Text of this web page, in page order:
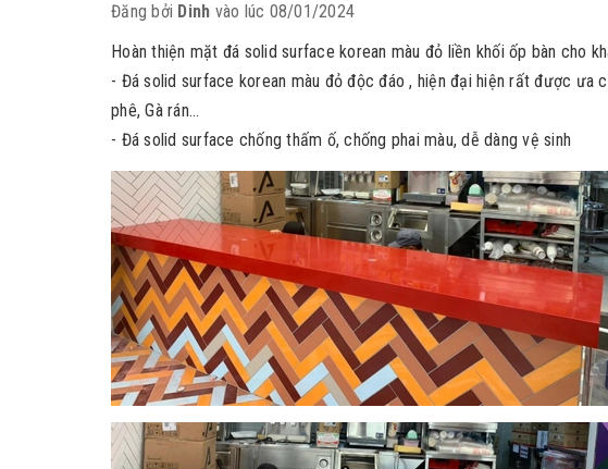
Đăng bởi Dinh vào lúc 08/01/2024
Hoàn thiện mặt đá solid surface korean màu đỏ liền khối ốp bàn cho
- Đá solid surface korean màu đỏ độc đáo , hiện đại hiện rất được ưa
phê, Gà rán...
- Đá solid surface chống thấm ố, chống phai màu, dễ dàng vệ sinh